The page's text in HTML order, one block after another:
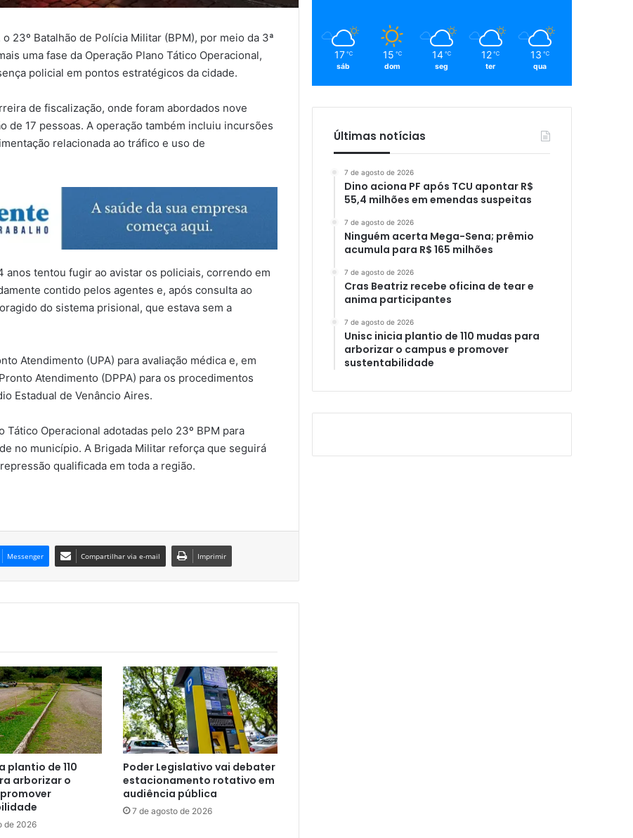
23º Batalhão de Polícia Militar (BPM), por meio da 3ª
uma fase da Operação Plano Tático Operacional,
policial em pontos estratégicos da cidade.
de fiscalização, onde foram abordados nove
de 17 pessoas. A operação também incluiu incursões
relacionada ao tráfico e uso de
anos tentou fugir ao avistar os policiais, correndo em
contido pelos agentes e, após consulta ao
do sistema prisional, que estava sem a
Atendimento (UPA) para avaliação médica e, em
Atendimento (DPPA) para os procedimentos
Estadual de Venâncio Aires.
Operacional adotadas pelo 23º BPM para
no município. A Brigada Militar reforça que seguirá
qualificada em toda a região.
Messenger Compartilhar via e-mail Imprimir
plantio de 110
arborizar o
de 2026
Poder Legislativo vai debater
estacionamento rotativo em
audiência pública
7 de agosto de 2026
17 ℃
sáb
15 ℃
dom
14 ℃
seg
12 ℃
ter
13 ℃
qua
Últimas notícias
7 de agosto de 2026
Dino aciona PF após TCU apontar R$
55,4 milhões em emendas suspeitas
7 de agosto de 2026
Ninguém acerta Mega-Sena; prêmio
acumula para R$ 165 milhões
7 de agosto de 2026
Cras Beatriz recebe oficina de tear e
anima participantes
7 de agosto de 2026
Unisc inicia plantio de 110 mudas para
arborizar o campus e promover
sustentabilidade